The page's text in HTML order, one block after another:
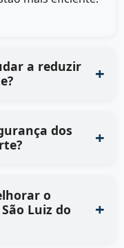
a reduzir
dos
o
Luiz do